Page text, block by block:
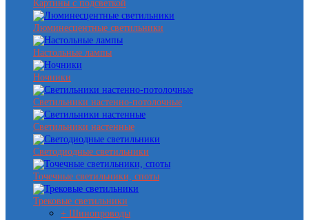
Картины с подсветкой
Люминесцентные светильники
Настольные лампы
Ночники
Светильники настенно-потолочные
Светильники настенные
Светодиодные светильники
Точечные светильники, споты
Трековые светильники
+ Шинопроводы